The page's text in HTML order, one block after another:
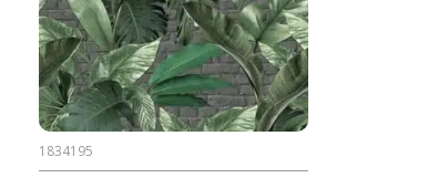
1834195